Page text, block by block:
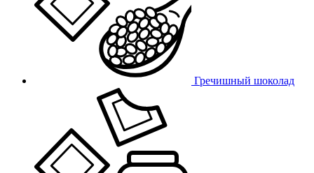
Гречишный шоколад